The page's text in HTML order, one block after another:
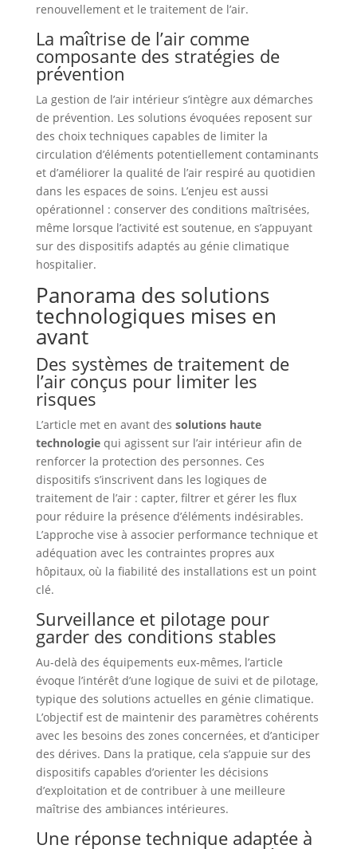
renouvellement et le traitement de l’air.
La maîtrise de l’air comme
composante des stratégies de
prévention
La gestion de l’air intérieur s’intègre aux démarches
de prévention. Les solutions évoquées reposent sur
des choix techniques capables de limiter la
circulation d’éléments potentiellement contaminants
et d’améliorer la qualité de l’air respiré au quotidien
dans les espaces de soins. L’enjeu est aussi
opérationnel : conserver des conditions maîtrisées,
même lorsque l’activité est soutenue, en s’appuyant
sur des dispositifs adaptés au génie climatique
hospitalier.
Panorama des solutions
technologiques mises en
avant
Des systèmes de traitement de
l’air conçus pour limiter les
risques
L’article met en avant des solutions haute
technologiequi agissent sur l’air intérieur afin de
renforcer la protection des personnes. Ces
dispositifs s’inscrivent dans les logiques de
traitement de l’air : capter, filtrer et gérer les flux
pour réduire la présence d’éléments indésirables.
L’approche vise à associer performance technique et
adéquation avec les contraintes propres aux
hôpitaux, où la fiabilité des installations est un point
clé.
Surveillance et pilotage pour
garder des conditions stables
Au-delà des équipements eux-mêmes, l’article
évoque l’intérêt d’une logique de suivi et de pilotage,
typique des solutions actuelles en génie climatique.
L’objectif est de maintenir des paramètres cohérents
avec les besoins des zones concernées, et d’anticiper
des dérives. Dans la pratique, cela s’appuie sur des
dispositifs capables d’orienter les décisions
d’exploitation et de contribuer à une meilleure
maîtrise des ambiances intérieures.
Une réponse technique adaptée à